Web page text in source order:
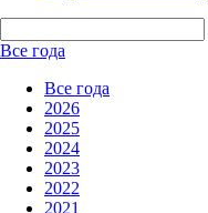
Все года
Все года
2026
2025
2024
2023
2022
2021